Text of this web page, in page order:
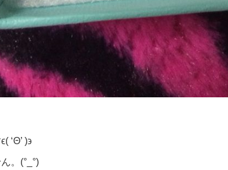
‘Θ’ )϶
。(°_°)